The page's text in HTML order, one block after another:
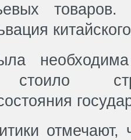
стоило
отмечают,